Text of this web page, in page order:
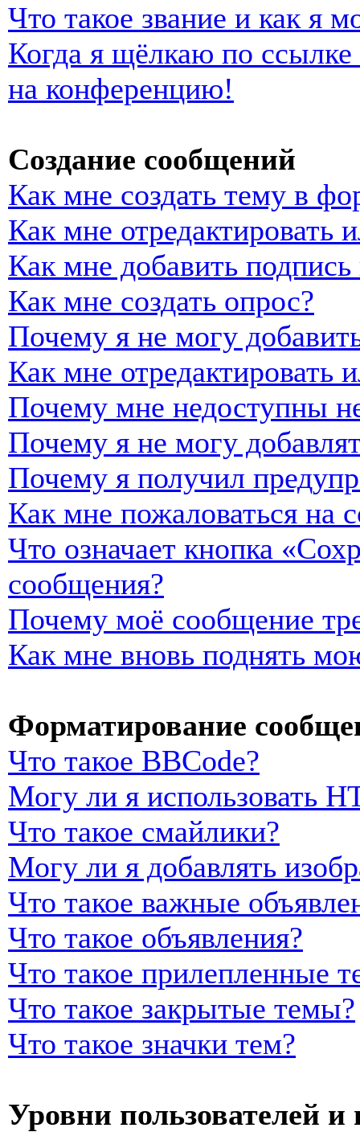
Что такое звание и как я
Когда я щёлкаю по
на конференцию!
Создание сообщений
Как мне создать тему в
Как мне отредактировать
Как мне добавить
Как мне создать опрос?
Почему я не могу
Как мне отредактировать
Почему мне недоступны
Почему я не могу
Почему я получил
Как мне пожаловаться на
Что означает кнопка
сообщения?
Почему моё сообщение
Как мне вновь поднять
Форматирование
Что такое BBCode?
Могу ли я использовать
Что такое смайлики?
Могу ли я добавлять
Что такое важные
Что такое объявления?
Что такое прилепленные
Что такое закрытые темы?
Что такое значки тем?
Уровни пользователей